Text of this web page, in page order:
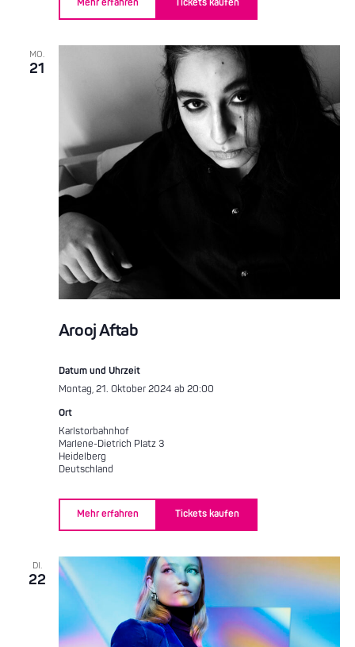
Mehr erfahren Tickets kaufen
MO.
21
Arooj Aftab
Datum und Uhrzeit
Montag, 21. Oktober 2024 ab 20:00
Ort
Karlstorbahnhof
Marlene-Dietrich Platz 3
Heidelberg
Deutschland
Mehr erfahren Tickets kaufen
DI.
22